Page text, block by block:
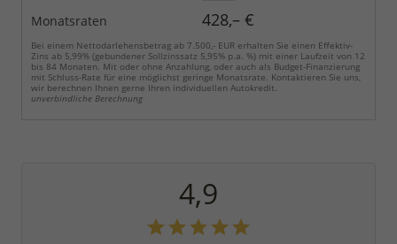
Monatsraten
428,– €
Bei einem Nettodarlehensbetrag ab 7.500,- EUR erhalten Sie einen Effektiv-
Zins ab 5,99% (gebundener Sollzinssatz 5,95% p.a. %) mit einer Laufzeit von 12
bis 84 Monaten. Mit oder ohne Anzahlung, oder auch als Budget-Finanzierung
mit Schluss-Rate für eine möglichst geringe Monatsrate. Kontaktieren Sie uns,
wir berechnen Ihnen gerne Ihren individuellen Autokredit.
unverbindliche Berechnung
4,9